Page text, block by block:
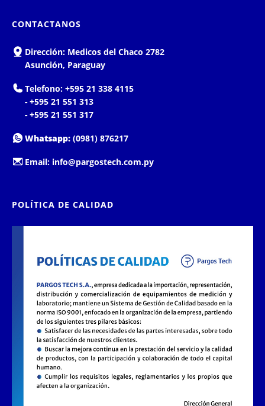
CONTACTANOS
Dirección: Medicos del Chaco 2782
Asunción, Paraguay
Telefono: +595 21 338 4115
-+595 21 551 313
-+595 21 551 317
Whatsapp: (0981) 876217
Email: info@pargostech.com.py
POLÍTICA DE CALIDAD